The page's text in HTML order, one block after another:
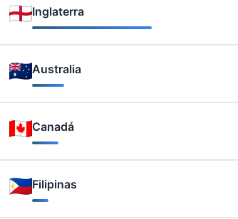
Inglaterra
Australia
Canadá
Filipinas